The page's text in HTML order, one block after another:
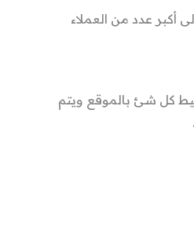
عدد من العملاء
كل شئ بالموقع ويتم